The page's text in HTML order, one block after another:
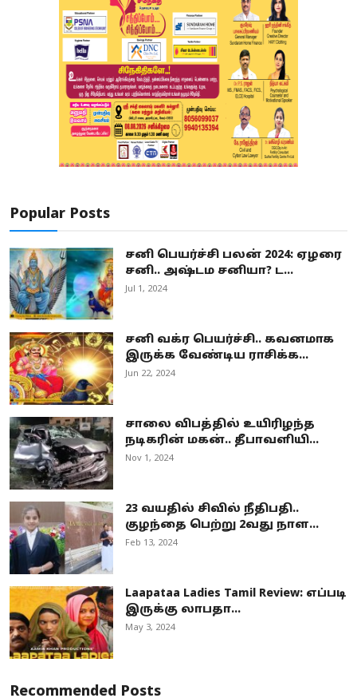
Popular Posts
சனி பெயர்ச்சி பலன் 2024: ஏழரை
சனி.. அஷ்டம சனியா? ட...
Jul 1, 2024
சனி வக்ர பெயர்ச்சி.. கவனமாக
இருக்க வேண்டிய ராசிக்க...
Jun 22, 2024
சாலை விபத்தில் உயிரிழந்த
நடிகரின் மகன்.. தீபாவளியி...
Nov 1, 2024
23 வயதில் சிவில் நீதிபதி..
குழந்தை பெற்று 2வது நாள...
Feb 13, 2024
Laapataa Ladies Tamil Review: எப்படி
இருக்கு லாபதா...
May 3, 2024
Recommended Posts